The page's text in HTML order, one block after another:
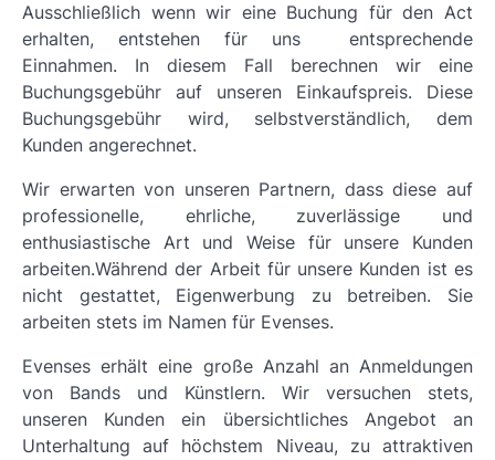
Ausschließlich wenn wir eine Buchung für den Act
erhalten, entstehen für uns entsprechende
Einnahmen. In diesem Fall berechnen wir eine
Buchungsgebühr auf unseren Einkaufspreis. Diese
Buchungsgebühr wird, selbstverständlich, dem
Kunden angerechnet.
Wir erwarten von unseren Partnern, dass diese auf
professionelle, ehrliche, zuverlässige und
enthusiastische Art und Weise für unsere Kunden
arbeiten.Während der Arbeit für unsere Kunden ist es
nicht gestattet, Eigenwerbung zu betreiben. Sie
arbeiten stets im Namen für Evenses.
Evenses erhält eine große Anzahl an Anmeldungen
von Bands und Künstlern. Wir versuchen stets,
unseren Kunden ein übersichtliches Angebot an
Unterhaltung auf höchstem Niveau, zu attraktiven